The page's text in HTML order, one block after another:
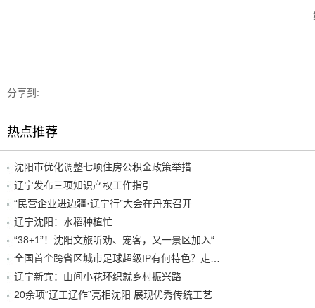
分享到:
热点推荐
沈阳市优化调整七项住房公积金政策举措
辽宁发布三项知识产权工作指引
“民营企业进边疆·辽宁行”大会在丹东召开
辽宁沈阳：水稻种植忙
辽宁新宾：山间小花环织就乡村振兴路
20余项“辽工辽作”亮相沈阳 展现优秀传统工艺